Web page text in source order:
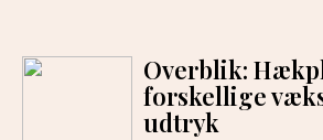
Overblik:
forskellige
udtryk